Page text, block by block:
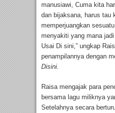
manusiawi, Cuma kita
dan bijaksana, harus tau
memperjuangkan
menyakiti yang mana
Usai Di sini,” ungkap
penampilannya dengan
Disini.
Raisa mengajak para
bersama lagu miliknya
Setelahnya secara